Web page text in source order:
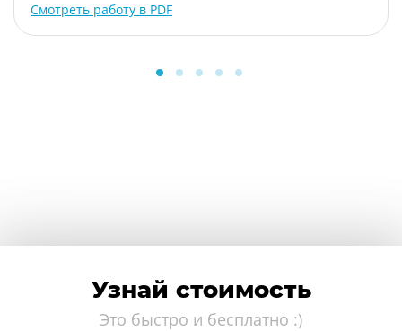
Смотреть работу в PDF
Узнай стоимость
Это быстро и бесплатно :)